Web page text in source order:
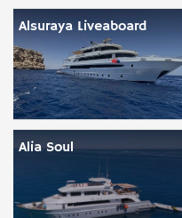
Alsuraya Liveaboard
Alia Soul